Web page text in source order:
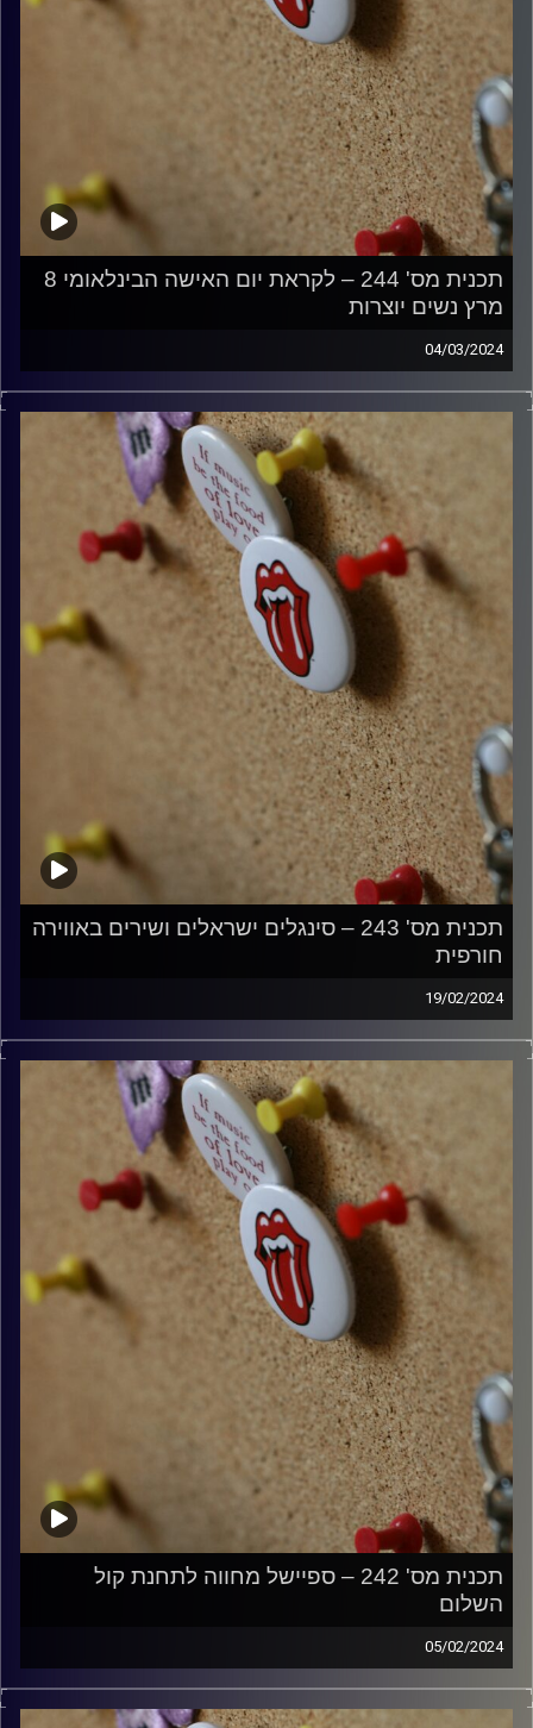
תכנית מס' 244 – לקראת יום האישה הבינלאומי 8
מרץ נשים יוצרות
04/03/2024
קלאסיקות רוק עם אורן הוף
קרדיט תמונות: włodi
תכנית מס' 243 – סינגלים ישראלים ושירים באווירה
חורפית
19/02/2024
קלאסיקות רוק עם אורן הוף
קרדיט תמונות: włodi
תכנית מס' 242 – ספיישל מחווה לתחנת קול
השלום
05/02/2024
קלאסיקות רוק עם אורן הוף